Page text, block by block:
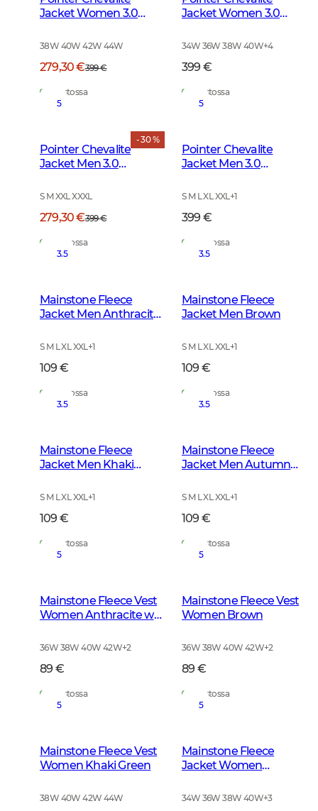
Jacket Women 3.0
38W 40W 42W 44W
279,30 €399 €
Varastossa
Jacket Women 3.0
34W 36W 38W 40W+4
399 €
Varastossa
- 30 %
5
Pointer Chevalite
Jacket Men 3.0
S M XXL XXXL
279,30 €399 €
Varastossa
5
Pointer Chevalite
Jacket Men 3.0
S M L XL XXL+1
399 €
Varastossa
3.5
Mainstone Fleece
Jacket Men Anthracite
S M L XL XXL+1
109 €
Varastossa
3.5
Mainstone Fleece
Jacket Men Brown
S M L XL XXL+1
109 €
Varastossa
3.5
Mainstone Fleece
Jacket Men Khaki
S M L XL XXL+1
109 €
Varastossa
3.5
Mainstone Fleece
Jacket Men Autumn
S M L XL XXL+1
109 €
Varastossa
5
Mainstone Fleece Vest
Women Anthracite w
36W 38W 40W 42W+2
89 €
Varastossa
5
Mainstone Fleece Vest
Women Brown
36W 38W 40W 42W+2
89 €
Varastossa
5
Mainstone Fleece Vest
Women Khaki Green
38W 40W 42W 44W
5
Mainstone Fleece
Jacket Women
34W 36W 38W 40W+3